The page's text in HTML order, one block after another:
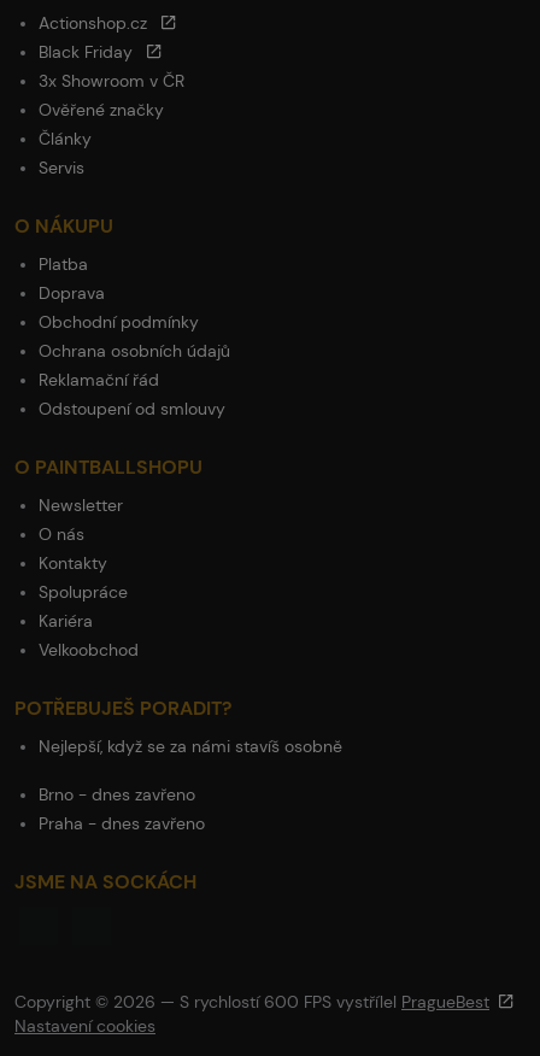
Actionshop.cz
Black Friday
3x Showroom v ČR
Ověřené značky
Články
Servis
O NÁKUPU
Platba
Doprava
Obchodní podmínky
Ochrana osobních údajů
Reklamační řád
Odstoupení od smlouvy
O PAINTBALLSHOPU
Newsletter
O nás
Kontakty
Spolupráce
Kariéra
Velkoobchod
POTŘEBUJEŠ PORADIT?
Nejlepší, když se za námi stavíš osobně
Brno - dnes zavřeno
Praha - dnes zavřeno
JSME NA SOCKÁCH
Copyright © 2026 — S rychlostí 600 FPS vystřílel PragueBest
Nastavení cookies